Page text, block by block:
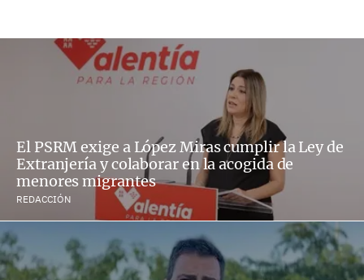
El PSRM exige a López Miras cumplir la Ley de
Extranjería y colaborar en la acogida de
menores migrantes
REDACCIÓN